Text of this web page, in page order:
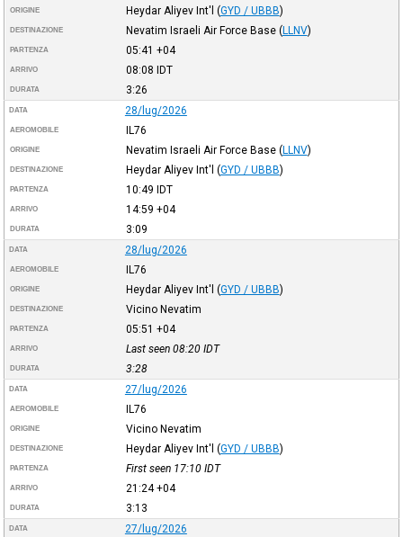
ORIGINE Heydar Aliyev Int'l (GYD / UBBB)
DESTINAZIONE Nevatim Israeli Air Force Base (LLNV)
PARTENZA 05:41 +04
ARRIVO 08:08 IDT
DURATA 3:26
DATA 28/lug/2026
AEROMOBILE IL76
ORIGINE Nevatim Israeli Air Force Base (LLNV)
DESTINAZIONE Heydar Aliyev Int'l (GYD / UBBB)
PARTENZA 10:49 IDT
ARRIVO 14:59 +04
DURATA 3:09
DATA 28/lug/2026
AEROMOBILE IL76
ORIGINE Heydar Aliyev Int'l (GYD / UBBB)
DESTINAZIONE Vicino Nevatim
PARTENZA 05:51 +04
ARRIVO Last seen 08:20 IDT
DURATA 3:28
DATA 27/lug/2026
AEROMOBILE IL76
ORIGINE Vicino Nevatim
DESTINAZIONE Heydar Aliyev Int'l (GYD / UBBB)
PARTENZA First seen 17:10 IDT
ARRIVO 21:24+04
DURATA 3:13
DATA 27/lug/2026